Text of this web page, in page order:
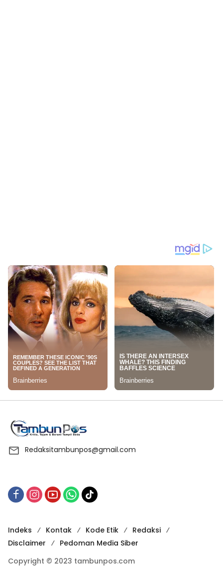
Redaksitambunpos@gmail.com
Indeks Kontak Kode Etik
Redaksi
Disclaimer
Pedoman Media Siber
Copyright © 2023 tambunpos.com